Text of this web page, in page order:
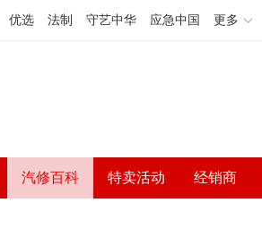
优选 法制 守艺中华 应急中国 更多
汽修百科 特卖活动 经销商